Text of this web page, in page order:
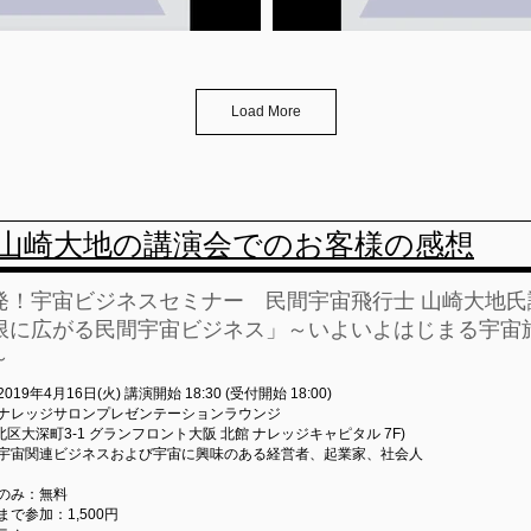
Load More
崎大地の​講演会でのお客様の感想
！宇宙ビジネスセミナー 民間宇宙飛行士 山崎大地
に広がる民間宇宙ビジネス」～いよいよはじまる宇宙
年4月16日(火) 講演開始 18:30 (受付開始 18:00)
ッジサロンプレゼンテーションラウンジ
区大深町3-1 グランフロント大阪 北館 ナレッジキャピタル 7F)
関連ビジネスおよび宇宙に興味のある経営者、起業家、社会人
：無料
参加：1,500円